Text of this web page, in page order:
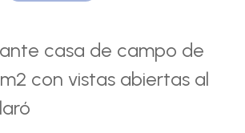
casa de campo de
con vistas abiertas al